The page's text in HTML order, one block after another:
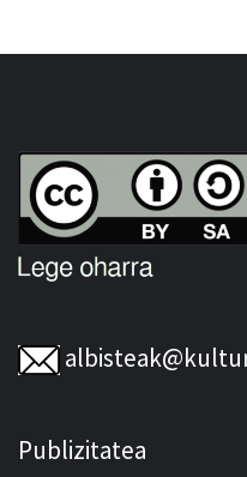
Publizitatea